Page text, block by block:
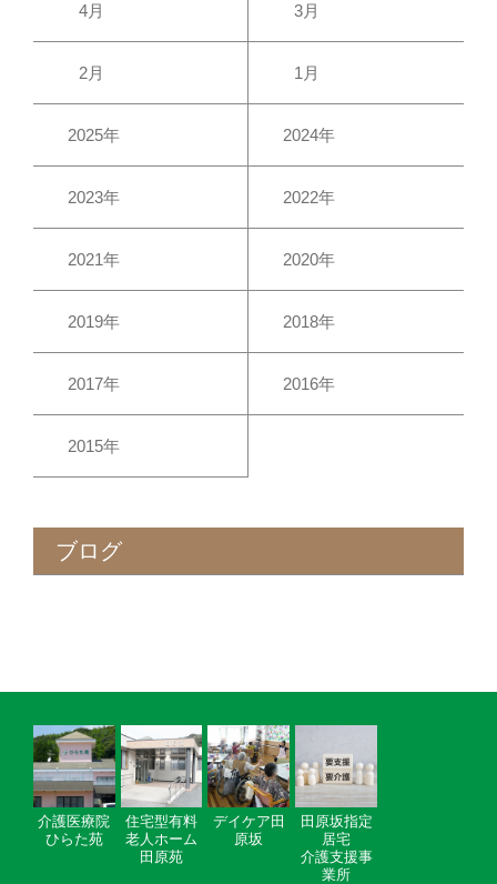
4月 3月
2月 1月
2025年 2024年
2023年 2022年
2021年 2020年
2019年 2018年
2017年 2016年
2015年
ブログ
介護医療院
ひらた苑
住宅型有料
老人ホーム
田原苑
デイケア田
原坂
田原坂指定
居宅
介護支援事
業所